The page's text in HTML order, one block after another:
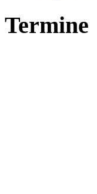
Termine